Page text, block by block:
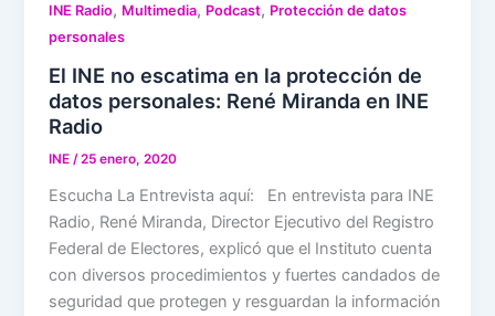
INE Radio, Multimedia, Podcast, Protección de datos
personales
El INE no escatima en la protección de
datos personales: René Miranda en INE
Radio
INE/25 enero, 2020
Escucha La Entrevista aquí: En entrevista para INE
Radio, René Miranda, Director Ejecutivo del Registro
Federal de Electores, explicó que el Instituto cuenta
con diversos procedimientos y fuertes candados de
seguridad que protegen y resguardan la información